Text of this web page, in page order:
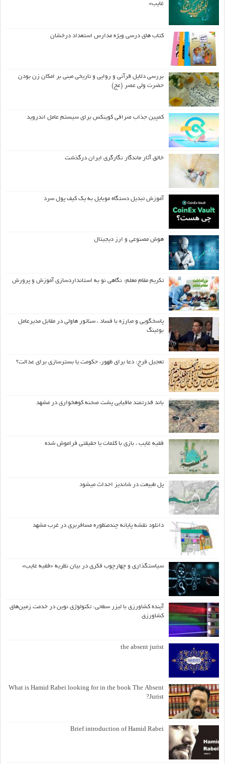
غایب»
کتاب های درسی ویژه مدارس استعداد درخشان
بررسی دلایل قرآنی و روایی و تاریخی مبنی بر امکان زن بودن
حضرت ولی عصر (عج)
کمپین جذاب صرافی کوینکس برای سیستم عامل اندروید
خالق آثار ماندگار نگارگری ایران درگذشت
آموزش تبدیل دستگاه موبایل به یک کیف‌ پول سرد
هوش مصنوعی و ارز دیجیتال
تکریم مقام معلم: نگاهی نو به استانداردسازی آموزش و پرورش
پاسخگویی و مبارزه با فساد ، سناتور هاولی در مقابل مدیرعامل
بوئینگ
تعجیل فرج: دعا برای ظهور، حکومت یا بسترسازی برای عدالت؟
باند قدرتمند مافیایی پشت صحنه کوهخواری در مشهد
فقیه غایب ، بازی با کلمات یا حقیقتی فراموش شده
پل طبیعت در شاندیز احداث میشود
دانلود نقشه پایانه چندمنظوره مسافربری در غرب مشهد
سیاستگذاری و چهارچوب فکری در بیان نظریه «فقیه غایب»
آینده کشاورزی با لیزر سطحی: تکنولوژی نوین در خدمت زمین‌های
کشاورزی
the absent jurist
What is Hamid Rabei looking for in the book The Absent
Jurist?
Brief introduction of Hamid Rabei